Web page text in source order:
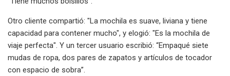
Otro cliente compartió: "La mochila es suave, liviana y tiene
capacidad para contener mucho", y elogió: "Es la mochila de
viaje perfecta". Y un tercer usuario escribió: “Empaqué siete
mudas de ropa, dos pares de zapatos y artículos de tocador
con espacio de sobra”.